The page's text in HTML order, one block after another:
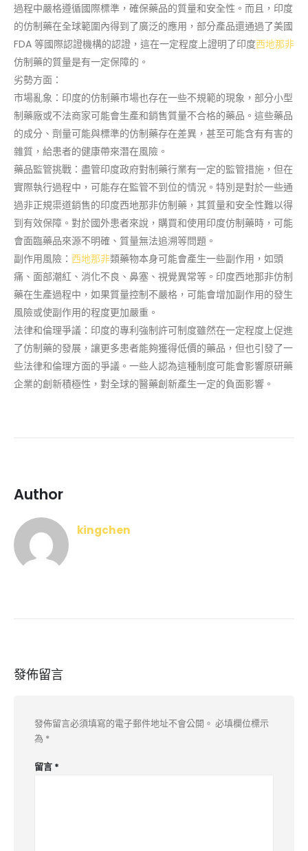
過程中嚴格遵循國際標準，確保藥品的質量和安全性。而且，印度
的仿制藥在全球範圍內得到了廣泛的應用，部分產品還通過了美國
FDA 等國際認證機構的認證，這在一定程度上證明了印度西地那非
仿制藥的質量是有一定保障的。
劣勢方面：
市場亂象：印度的仿制藥市場也存在一些不規範的現象，部分小型
制藥廠或不法商家可能會生產和銷售質量不合格的藥品。這些藥品
的成分、劑量可能與標準的仿制藥存在差異，甚至可能含有有害的
雜質，給患者的健康帶來潛在風險。
藥品監管挑戰：盡管印度政府對制藥行業有一定的監管措施，但在
實際執行過程中，可能存在監管不到位的情況。特別是對於一些通
過非正規渠道銷售的印度西地那非仿制藥，其質量和安全性難以得
到有效保障。對於國外患者來說，購買和使用印度仿制藥時，可能
會面臨藥品來源不明確、質量無法追溯等問題。
副作用風險： 西地那非類藥物本身可能會產生一些副作用，如頭
痛、面部潮紅、消化不良、鼻塞、視覺異常等。印度西地那非仿制
藥在生產過程中，如果質量控制不嚴格，可能會增加副作用的發生
風險或使副作用的程度更加嚴重。
法律和倫理爭議：印度的專利強制許可制度雖然在一定程度上促進
了仿制藥的發展，讓更多患者能夠獲得低價的藥品，但也引發了一
些法律和倫理方面的爭議。一些人認為這種制度可能會影響原研藥
企業的創新積極性，對全球的醫藥創新產生一定的負面影響。
Author
kingchen
發佈留言
發佈留言必須填寫的電子郵件地址不會公開。 必填欄位標示
為 *
留言 *